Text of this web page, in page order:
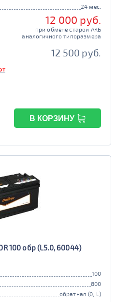
24 мес.
12 000 руб.
при обмене старой АКБ
аналогичного типоразмера
12 500 руб.
В КОРЗИНУ
100 обр (L5.0, 60044)
100
800
обратная (0, L)